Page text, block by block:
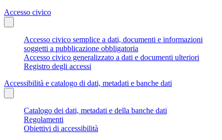
Accesso civico
Accesso civico semplice a dati, documenti e informazioni
soggetti a pubblicazione obbligatoria
Accesso civico generalizzato a dati e documenti ulteriori
Registro degli accessi
Accessibilità e catalogo di dati, metadati e banche dati
Catalogo dei dati, metadati e della banche dati
Regolamenti
Obiettivi di accessibilità